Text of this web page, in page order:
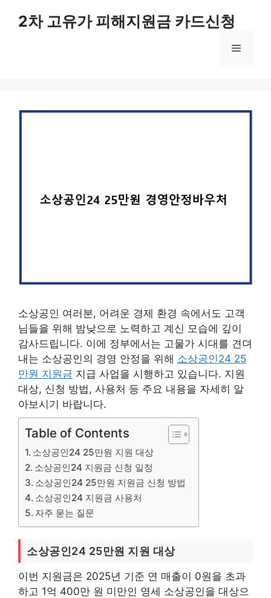
2차 고유가 피해지원금 카드신청
메
소상공인 여러분, 어려운 경제 환경 속에서도 고객
님들을 위해 밤낮으로 노력하고 계신 모습에 깊이
감사드립니다. 이에 정부에서는 고물가 시대를 견뎌
내는 소상공인의 경영 안정을 위해 소상공인24 25
만원 지원금 지급 사업을 시행하고 있습니다. 지원
대상, 신청 방법, 사용처 등 주요 내용을 자세히 알
아보시기 바랍니다.
Table of Contents
소상공인24 25만원 지원 대상
소상공인24 지원금 신청 일정
소상공인24 25만원 지원금 신청 방법
소상공인24 지원금 사용처
자주 묻는 질문
소상공인24 25만원 지원 대상
이번 지원금은 2025년 기준 연 매출이 0원을 초과
하고 1억 400만 원 미만인 영세 소상공인을 대상으